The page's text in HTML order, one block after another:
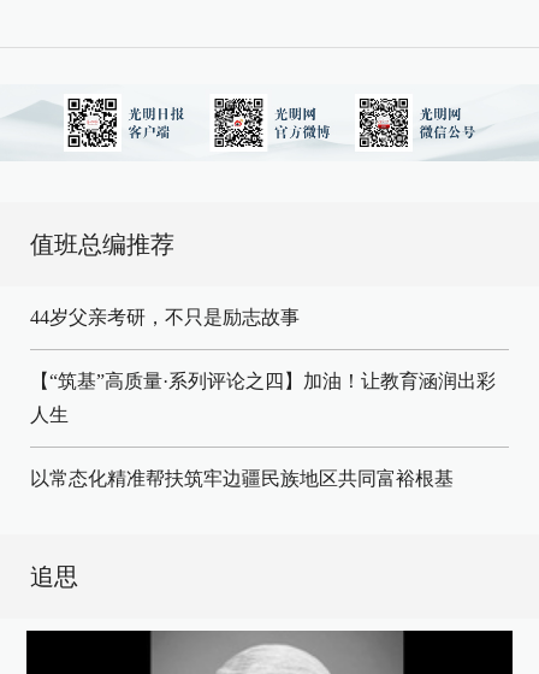
值班总编推荐
44岁父亲考研，不只是励志故事
【“筑基”高质量·系列评论之四】加油！让教育涵润出彩
人生
以常态化精准帮扶筑牢边疆民族地区共同富裕根基
追思